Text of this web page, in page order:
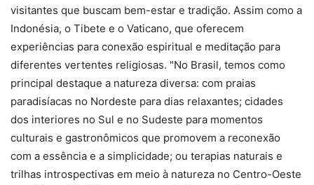
visitantes que buscam bem-estar e tradição. Assim como a
Indonésia, o Tibete e o Vaticano, que oferecem
experiências para conexão espiritual e meditação para
diferentes vertentes religiosas. "No Brasil, temos como
principal destaque a natureza diversa: com praias
paradisíacas no Nordeste para dias relaxantes; cidades
dos interiores no Sul e no Sudeste para momentos
culturais e gastronômicos que promovem a reconexão
com a essência e a simplicidade; ou terapias naturais e
trilhas introspectivas em meio à natureza no Centro-Oeste